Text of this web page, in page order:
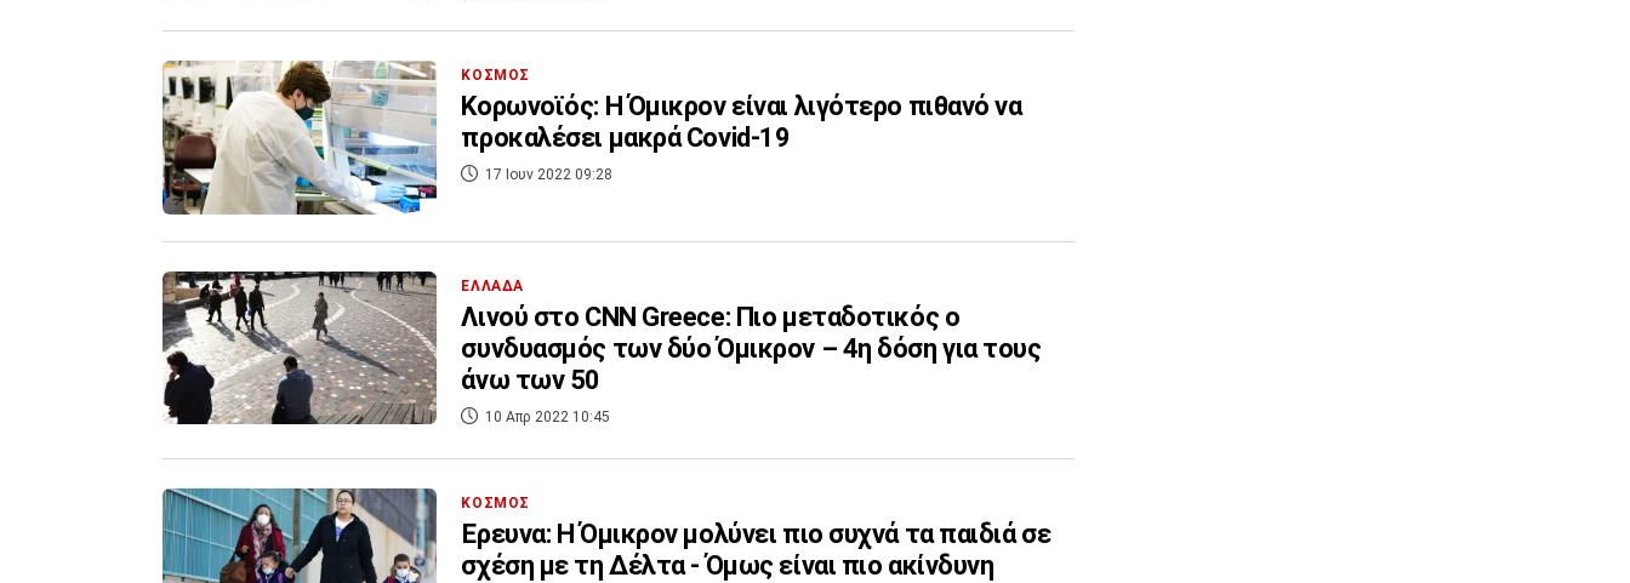
ΚΟΣΜΟΣ
Κορωνοϊός: Η Όμικρον είναι λιγότερο πιθανό να
προκαλέσει μακρά Covid-19
17 Ιουν 2022 09:28
ΕΛΛΑΔΑ
Λινού στο CNN Greece: Πιο μεταδοτικός ο
συνδυασμός των δύο Όμικρον – 4η δόση για τους
άνω των 50
10 Απρ 2022 10:45
ΚΟΣΜΟΣ
Έρευνα: Η Όμικρον μολύνει πιο συχνά τα παιδιά σε
σχέση με τη Δέλτα - Όμως είναι πιο ακίνδυνη